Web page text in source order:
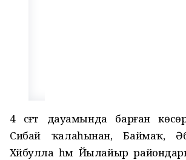
4 сәғәт дауамында барған
Сибай ҡалаһынан, Баймаҡ,
Хәйбулла һәм Йылайыр